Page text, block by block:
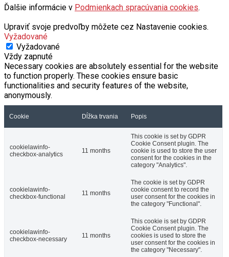
Upraviť svoje predvoľby môžete cez Nastavenie cookies.
Vyžadované
Vždy zapnuté
Necessary cookies are absolutely essential for the website
to function properly. These cookies ensure basic
functionalities and security features of the website,
anonymously.
Cookie
cookielawinfo-
This cookie is set by GDPR
Cookie Consent plugin. The
cookie is used to store the user
consent for the cookies in the
category "Analytics".
The cookie is set by GDPR
user consent for the cookies in
the category "Functional".
This cookie is set by GDPR
cookies is used to store the
user consent for the cookies in
the category "Necessary".
This cookie is set by GDPR